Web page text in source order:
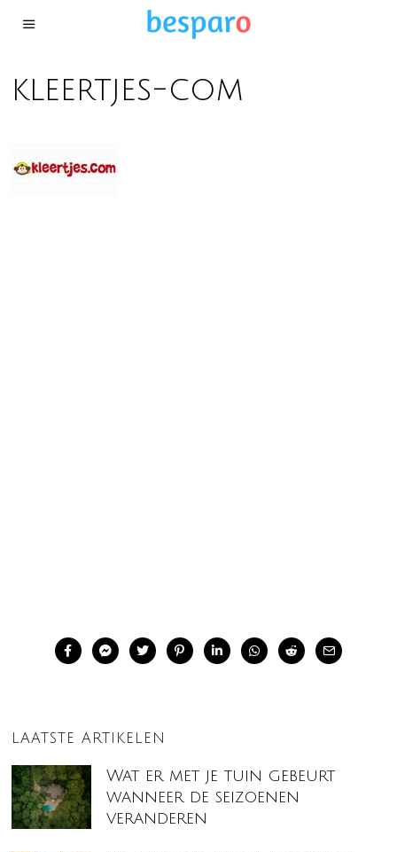
kleertjes-com
LAATSTE ARTIKELEN
Wat er met je tuin gebeurt
wanneer de seizoenen
veranderen